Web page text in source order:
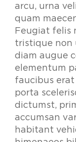
arcu, urna
quam
Feugiat felis
tristique non
diam augue
elementum
faucibus erat
porta
dictumst,
accumsan
habitant